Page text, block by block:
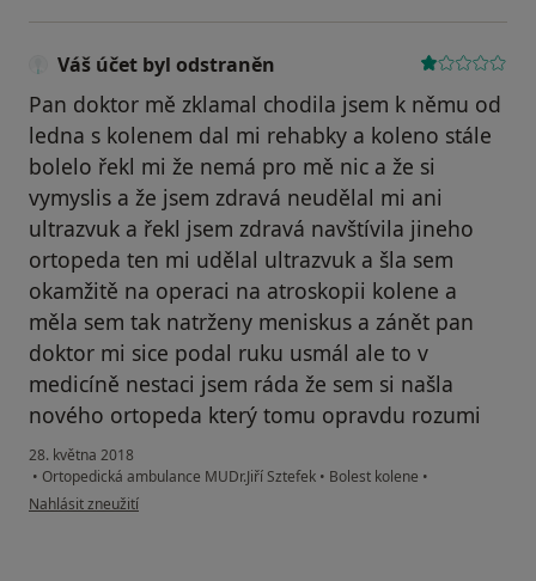
Váš účet byl odstraněn
Pan doktor mě zklamal chodila jsem k němu od
ledna s kolenem dal mi rehabky a koleno stále
bolelo řekl mi že nemá pro mě nic a že si
vymyslis a že jsem zdravá neudělal mi ani
ultrazvuk a řekl jsem zdravá navštívila jineho
ortopeda ten mi udělal ultrazvuk a šla sem
okamžitě na operaci na atroskopii kolene a
měla sem tak natrženy meniskus a zánět pan
doktor mi sice podal ruku usmál ale to v
medicíně nestaci jsem ráda že sem si našla
nového ortopeda který tomu opravdu rozumi
28. května 2018
• Ortopedická ambulance MUDr.Jiří Sztefek • Bolest kolene •
podle názoru uživatele Váš účet byl odstraněn
Nahlásit zneužití